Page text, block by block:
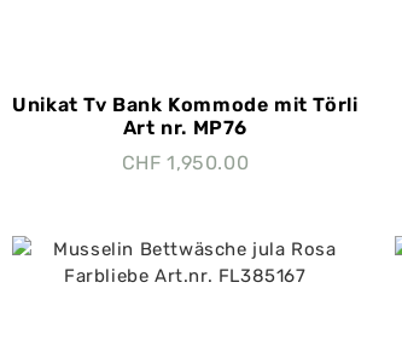
Unikat Tv Bank Kommode mit Törli
Art nr. MP76
CHF 1,950.00